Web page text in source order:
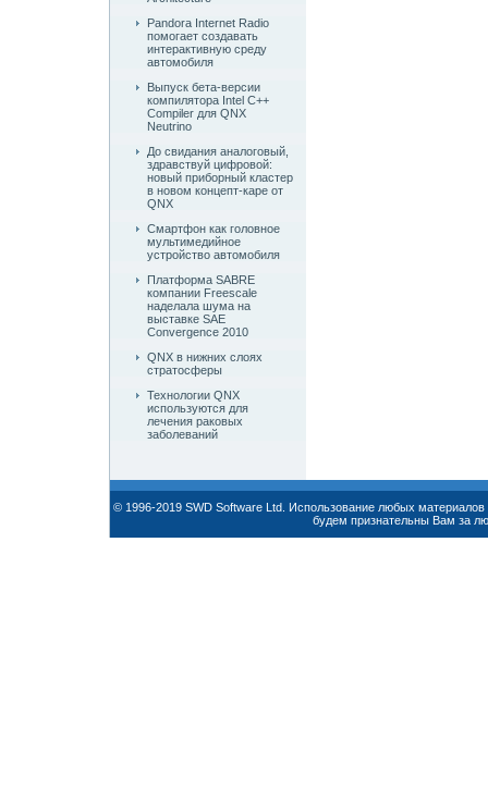
Pandora Internet Radio
помогает создавать
интерактивную среду
автомобиля
Выпуск бета-версии
компилятора Intel C++
Compiler для QNX
Neutrino
До свидания аналоговый,
здравствуй цифровой:
новый приборный кластер
в новом концепт-каре от
QNX
Смартфон как головное
мультимедийное
устройство автомобиля
Платформа SABRE
компании Freescale
наделала шума на
выставке SAE
Convergence 2010
QNX в нижних слоях
стратосферы
Технологии QNX
используются для
лечения раковых
заболеваний
© 1996-2019 SWD Software Ltd. Использование любых
будем признательны Вам за